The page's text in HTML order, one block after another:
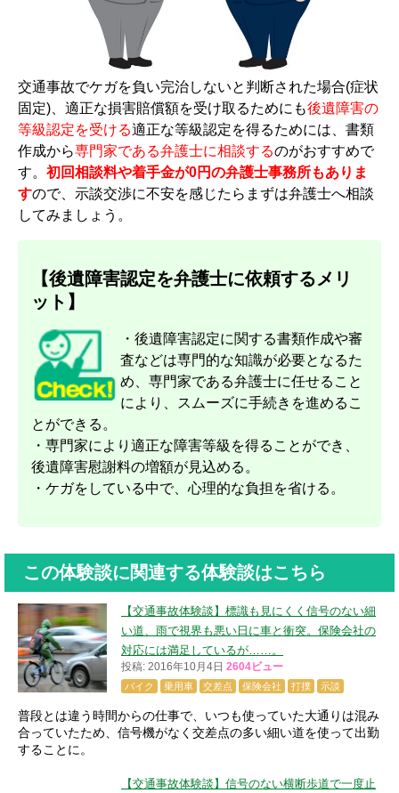
交通事故でケガを負い完治しないと判断された場合(症状
固定)、適正な損害賠償額を受け取るためにも後遺障害の
等級認定を受ける適正な等級認定を得るためには、書類
作成から専門家である弁護士に相談するのがおすすめで
す。 初回相談料や着手金が0円の弁護士事務所もありま
すので、示談交渉に不安を感じたらまずは弁護士へ相談
してみましょう。
【後遺障害認定を弁護士に依頼するメリ
ット】
・後遺障害認定に関する書類作成や審
査などは専門的な知識が必要となるた
め、専門家である弁護士に任せること
により、スムーズに手続きを進めるこ
とができる。
・専門家により適正な障害等級を得ることができ、
後遺障害慰謝料の増額が見込める。
・ケガをしている中で、心理的な負担を省ける。
この体験談に関連する体験談はこちら
【交通事故体験談】標識も見にくく信号のない細
い道、雨で視界も悪い日に車と衝突。保険会社の
対応には満足しているが……。
投稿: 2016年10月4日 2604ビュー
バイク 乗用車 交差点 保険会社 打撲 示談
普段とは違う時間からの仕事で、いつも使っていた大通りは混み
合っていたため、信号機がなく交差点の多い細い道を使って出勤
することに。
【交通事故体験談】信号のない横断歩道で一度止